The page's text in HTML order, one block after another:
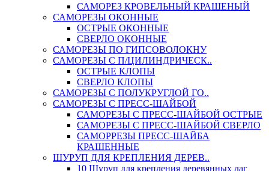
САМОРЕЗ КРОВЕЛЬНЫЙ КРАШЕНЫЙ
САМОРЕЗЫ ОКОННЫЕ
ОСТРЫЕ ОКОННЫЕ
СВЕРЛО ОКОННЫЕ
САМОРЕЗЫ ПО ГИПСОВОЛОКНУ
САМОРЕЗЫ С П/ЦИЛИНДРИЧЕСК..
ОСТРЫЕ КЛОПЫ
СВЕРЛО КЛОПЫ
САМОРЕЗЫ С ПОЛУКРУГЛОЙ ГО..
САМОРЕЗЫ С ПРЕСС-ШАЙБОЙ
САМОРЕЗЫ С ПРЕСС-ШАЙБОЙ ОСТРЫЕ
САМОРЕЗЫ С ПРЕСС-ШАЙБОЙ СВЕРЛО
САМОРРЕЗЫ ПРЕСС-ШАЙБА
КРАШЕННЫЕ
ШУРУП ДЛЯ КРЕПЛЕНИЯ ДЕРЕВ..
10 Шуруп для крепления деревянных лаг